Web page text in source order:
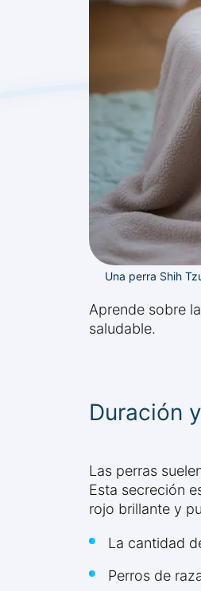
Una perra Shih
Aprende sobre
saludable.
Duración
Las perras
Esta secreción
rojo brillante y
La cantidad
Perros de